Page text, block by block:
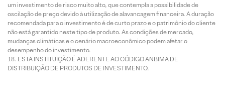
um investimento de risco muito alto, que contempla a possibilidade de
oscilação de preço devido à utilização de alavancagem financeira. A duração
recomendada para o investimento é de curto prazo e o patrimônio do cliente
não está garantido neste tipo de produto. As condições de mercado,
mudanças climáticas e o cenário macroeconômico podem afetar o
desempenho do investimento.
ESTA INSTITUIÇÃO É ADERENTE AO CÓDIGO ANBIMA DE
DISTRIBUIÇÃO DE PRODUTOS DE INVESTIMENTO.